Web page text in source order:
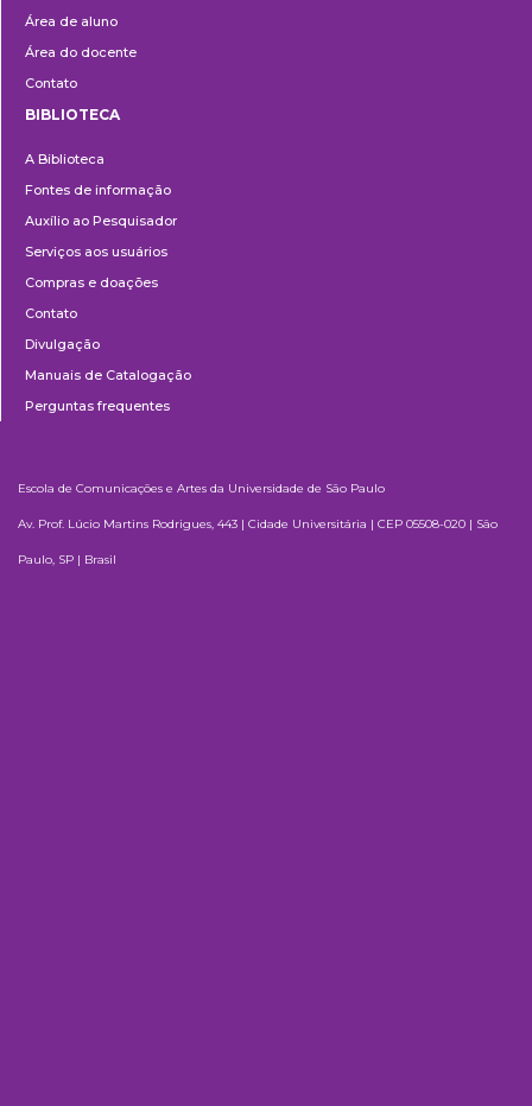
Área de aluno
Área do docente
Contato
BIBLIOTECA
A Biblioteca
Fontes de informação
Auxílio ao Pesquisador
Serviços aos usuários
Compras e doações
Contato
Divulgação
Manuais de Catalogação
Perguntas frequentes
Escola de Comunicações e Artes da Universidade de São Paulo
Av. Prof. Lúcio Martins Rodrigues, 443 | Cidade Universitária | CEP 05508-020 | São
Paulo, SP | Brasil